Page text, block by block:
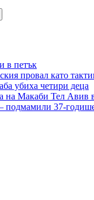
в петък
провал като
убиха четири деца
Макаби Тел Авив
подмамили 37-